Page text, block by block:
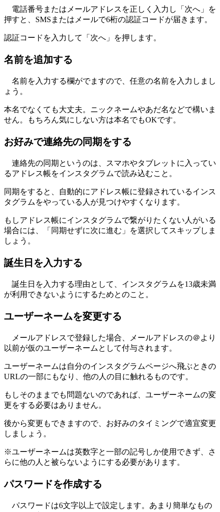
電話番号またはメールアドレスを正しく入力し「次へ」を
押すと、SMSまたはメールで6桁の認証コードが届きます。
認証コードを入力して「次へ」を押します。
名前を追加する
名前を入力する欄がでますので、任意の名前を入力しまし
ょう。
本名でなくても大丈夫。ニックネームやあだ名などで構いま
せん。もちろん気にしない方は本名でもOKです。
お好みで連絡先の同期をする
連絡先の同期というのは、スマホやタブレットに入ってい
るアドレス帳をインスタグラムで読み込むこと。
同期をすると、自動的にアドレス帳に登録されているインス
タグラムをやっている人が見つけやすくなります。
もしアドレス帳にインスタグラムで繋がりたくない人がいる
場合には、「同期せずに次に進む」を選択してスキップしま
しょう。
誕生日を入力する
誕生日を入力する理由として、インスタグラムを13歳未満
が利用できないようにするためとのこと。
ユーザーネームを変更する
メールアドレスで登録した場合、メールアドレスの＠より
以前が仮のユーザーネームとして付与されます。
ユーザーネームは自分のインスタグラムページへ飛ぶときの
URLの一部にもなり、他の人の目に触れるものです。
もしそのままでも問題ないのであれば、ユーザーネームの変
更をする必要はありません。
後から変更もできますので、お好みのタイミングで適宜変更
しましょう。
※ユーザーネームは英数字と一部の記号しか使用できず、さ
らに他の人と被らないようにする必要があります。
パスワードを作成する
パスワードは6文字以上で設定します。あまり簡単なもの